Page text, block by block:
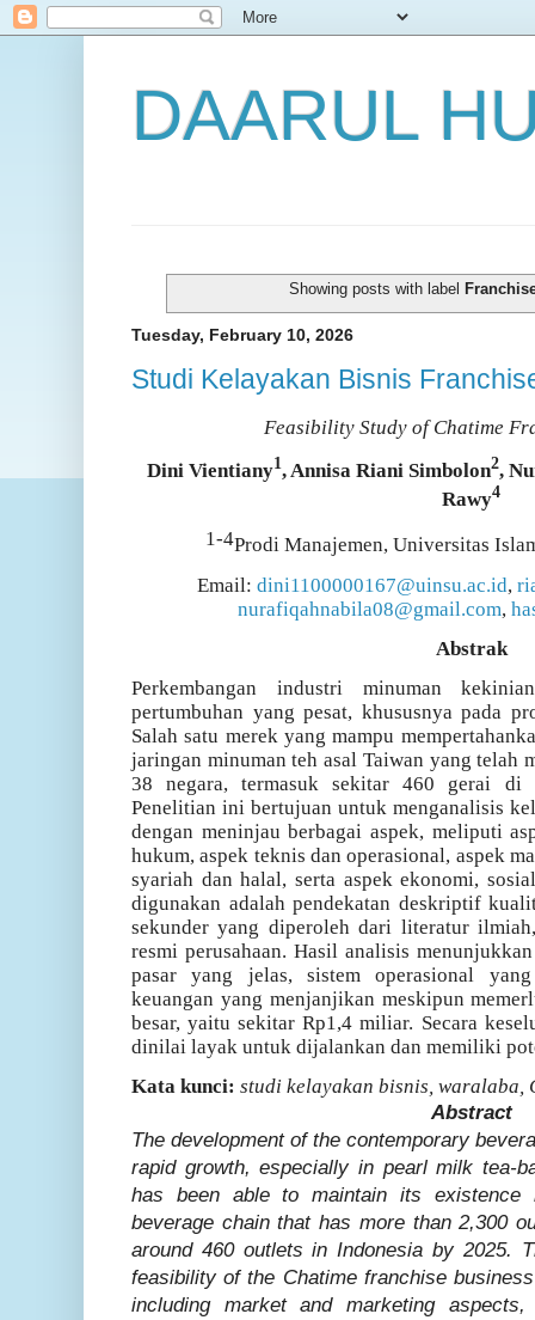
DAARUL
Showing posts with label
Tuesday, February 10, 2026
Studi Kelayakan Bisnis
Feasibility Study of Chatime
Dini Vientiany1, Annisa Riani Simbolon2,
Rawy4
1-4Prodi Manajemen, Universitas
Email:dini1100000167@uinsu.ac.id,
nurafiqahnabila08@gmail.com,
Abstrak
Perkembangan industri minuman
pertumbuhan yang pesat, khususnya pada
Salah satu merek yang mampu
jaringan minuman teh asal Taiwan yang
38 negara, termasuk sekitar 460 gerai di
Penelitian ini bertujuan untuk menganalisis
dengan meninjau berbagai aspek, meliputi
hukum, aspek teknis dan operasional, aspek
syariah dan halal, serta aspek ekonomi,
digunakan adalah pendekatan deskriptif
sekunder yang diperoleh dari literatur
resmi perusahaan. Hasil analisis
pasar yang jelas, sistem operasional
keuangan yang menjanjikan meskipun
besar, yaitu sekitar Rp1,4 miliar. Secara
dinilai layak untuk dijalankan dan memiliki
Kata kunci: studi kelayakan bisnis, waralaba,
Abstract
The development of the contemporary
rapid growth, especially in pearl milk tea-
has been able to maintain its existence
beverage chain that has more than 2,300
around 460 outlets in Indonesia by 2025.
feasibility of the Chatime franchise
including market and marketing